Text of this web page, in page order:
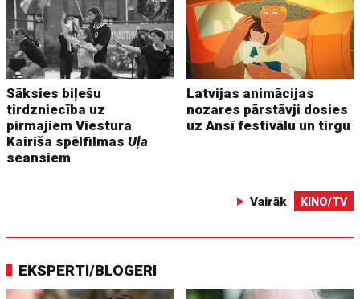
Sāksies biļešu
tirdzniecība uz
pirmajiem Viestura
Kairiša spēlfilmasUļa
seansiem
Latvijas animācijas
nozares pārstāvji dosies
uz Ansī festivālu un tirgu
Vairāk KINO/TV
EKSPERTI/BLOGERI